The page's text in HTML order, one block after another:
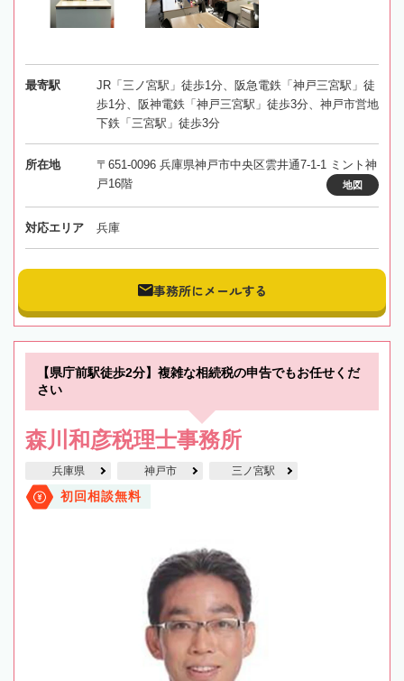
最寄駅
JR「三ノ宮駅」徒歩1分、阪急電鉄「神戸三宮駅」徒
歩1分、阪神電鉄「神戸三宮駅」徒歩3分、神戸市営地
下鉄「三宮駅」徒歩3分
所在地
〒651-0096 兵庫県神戸市中央区雲井通7-1-1 ミント神
戸16階
地図
対応エリア 兵庫
事務所にメールする
【県庁前駅徒歩2分】複雑な相続税の申告でもお任せくだ
さい
森川和彦税理士事務所
兵庫県 神戸市 三ノ宮駅
初回相談無料